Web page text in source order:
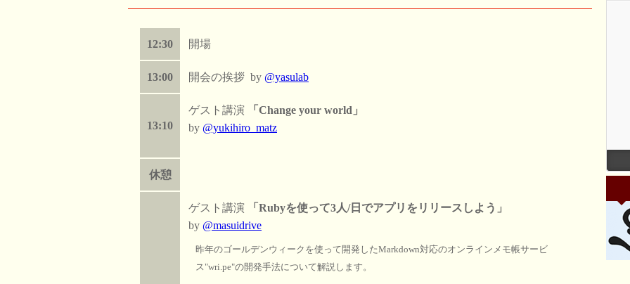
12:30 開場
13:00 開会の挨拶 by @yasulab
13:10
ゲスト講演
「Change your world」
by @yukihiro_matz
休憩
ゲスト講演
「Rubyを使って3人/日でアプリをリリースしよう」
by @masuidrive
昨年のゴールデンウィークを使って開発したMarkdown対応のオンラインメモ帳サービ
ス"wri.pe"の開発手法について解説します。